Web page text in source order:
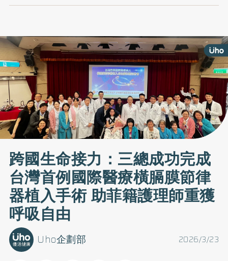
跨國生命接力：三總成功完成
台灣首例國際醫療橫膈膜節律
器植入手術 助菲籍護理師重獲
呼吸自由
2026/3/23
Uho企劃部